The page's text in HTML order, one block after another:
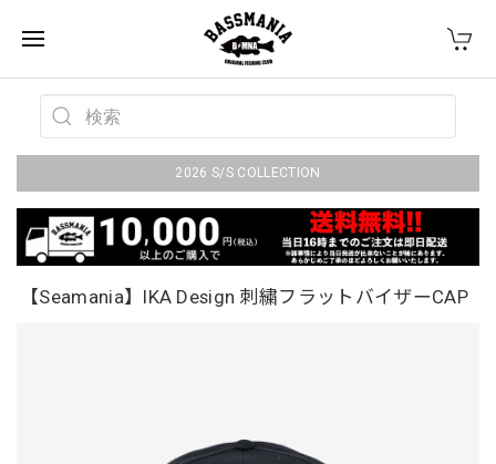
2026 S/S COLLECTION
【Seamania】IKA Design 刺繍フラットバイザーCAP